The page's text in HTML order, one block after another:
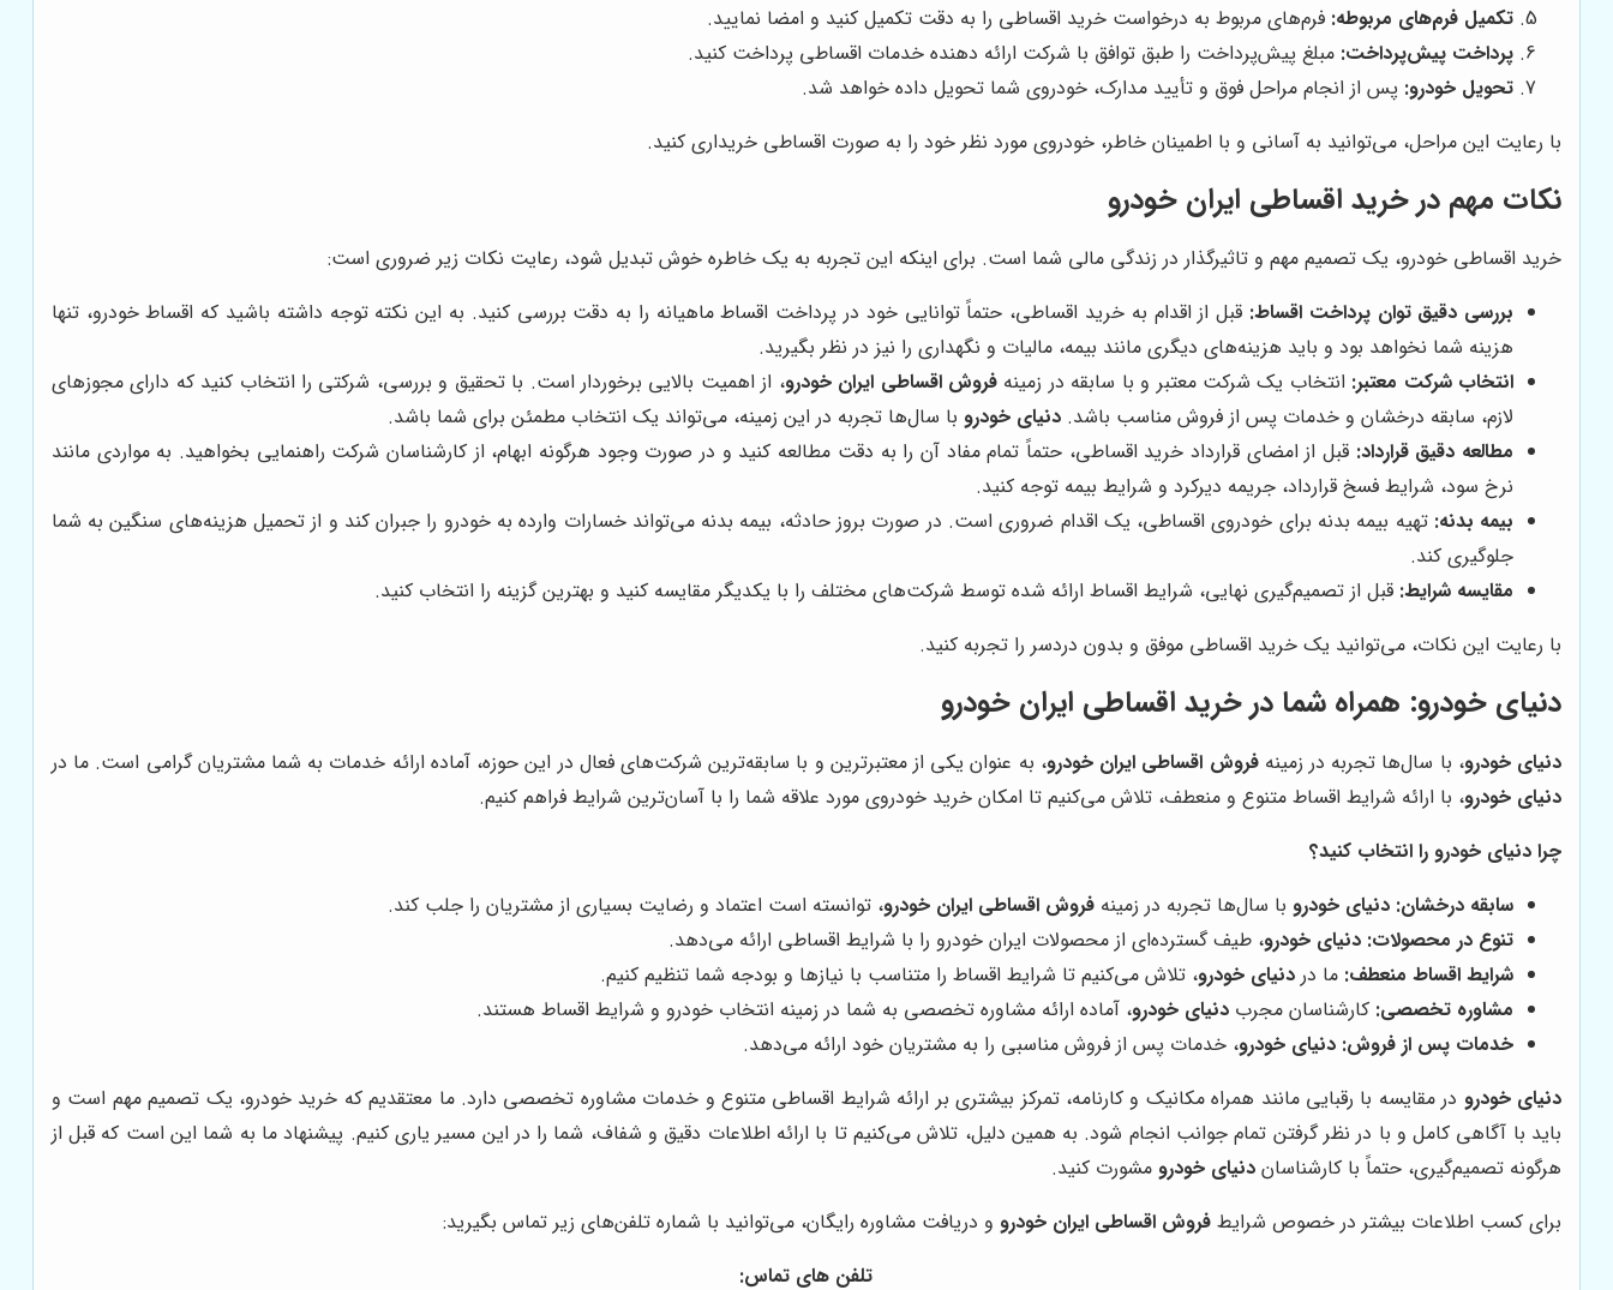
تکمیل فرم‌های مربوطه: فرم‌های مربوط به درخواست خرید اقساطی را به دقت تکمیل کنید و امضا نمایید.
پرداخت پیش‌پرداخت: مبلغ پیش‌پرداخت را طبق توافق با شرکت ارائه دهنده خدمات اقساطی پرداخت کنید.
تحویل خودرو: پس از انجام مراحل فوق و تأیید مدارک، خودروی شما تحویل داده خواهد شد.
با رعایت این مراحل، می‌توانید به آسانی و با اطمینان خاطر، خودروی مورد نظر خود را به صورت اقساطی خریداری کنید.
نکات مهم در خرید اقساطی ایران خودرو
خرید اقساطی خودرو، یک تصمیم مهم و تاثیرگذار در زندگی مالی شما است. برای اینکه این تجربه به یک خاطره خوش تبدیل شود، رعایت نکات زیر ضروری است:
بررسی دقیق توان پرداخت اقساط: قبل از اقدام به خرید اقساطی، حتماً توانایی خود در پرداخت اقساط ماهیانه را به دقت بررسی کنید. به این نکته توجه داشته باشید که اقساط خودرو، تنها
هزینه شما نخواهد بود و باید هزینه‌های دیگری مانند بیمه، مالیات و نگهداری را نیز در نظر بگیرید.
انتخاب شرکت معتبر: انتخاب یک شرکت معتبر و با سابقه در زمینه فروش اقساطی ایران خودرو، از اهمیت بالایی برخوردار است. با تحقیق و بررسی، شرکتی را انتخاب کنید که دارای مجوزهای
لازم، سابقه درخشان و خدمات پس از فروش مناسب باشد. دنیای خودروبا سال‌ها تجربه در این زمینه، می‌تواند یک انتخاب مطمئن برای شما باشد.
مطالعه دقیق قرارداد: قبل از امضای قرارداد خرید اقساطی، حتماً تمام مفاد آن را به دقت مطالعه کنید و در صورت وجود هرگونه ابهام، از کارشناسان شرکت راهنمایی بخواهید. به مواردی مانند
نرخ سود، شرایط فسخ قرارداد، جریمه دیرکرد و شرایط بیمه توجه کنید.
بیمه بدنه: تهیه بیمه بدنه برای خودروی اقساطی، یک اقدام ضروری است. در صورت بروز حادثه، بیمه بدنه می‌تواند خسارات وارده به خودرو را جبران کند و از تحمیل هزینه‌های سنگین به شما
جلوگیری کند.
مقایسه شرایط: قبل از تصمیم‌گیری نهایی، شرایط اقساط ارائه شده توسط شرکت‌های مختلف را با یکدیگر مقایسه کنید و بهترین گزینه را انتخاب کنید.
با رعایت این نکات، می‌توانید یک خرید اقساطی موفق و بدون دردسر را تجربه کنید.
دنیای خودرو: همراه شما در خرید اقساطی ایران خودرو
دنیای خودرو، با سال‌ها تجربه در زمینهفروش اقساطی ایران خودرو، به عنوان یکی از معتبرترین و با سابقه‌ترین شرکت‌های فعال در این حوزه، آماده ارائه خدمات به شما مشتریان گرامی است. ما در
دنیای خودرو، با ارائه شرایط اقساط متنوع و منعطف، تلاش می‌کنیم تا امکان خرید خودروی مورد علاقه شما را با آسان‌ترین شرایط فراهم کنیم.
چرا دنیای خودرو را انتخاب کنید؟
سابقه درخشان: دنیای خودروبا سال‌ها تجربه در زمینه فروش اقساطی ایران خودرو، توانسته است اعتماد و رضایت بسیاری از مشتریان را جلب کند.
تنوع در محصولات: دنیای خودرو، طیف گسترده‌ای از محصولات ایران خودرو را با شرایط اقساطی ارائه می‌دهد.
شرایط اقساط منعطف: ما در دنیای خودرو، تلاش می‌کنیم تا شرایط اقساط را متناسب با نیازها و بودجه شما تنظیم کنیم.
مشاوره تخصصی: کارشناسان مجرب دنیای خودرو، آماده ارائه مشاوره تخصصی به شما در زمینه انتخاب خودرو و شرایط اقساط هستند.
خدمات پس از فروش: دنیای خودرو، خدمات پس از فروش مناسبی را به مشتریان خود ارائه می‌دهد.
دنیای خودرو در مقایسه با رقبایی مانند همراه مکانیک و کارنامه، تمرکز بیشتری بر ارائه شرایط اقساطی متنوع و خدمات مشاوره تخصصی دارد. ما معتقدیم که خرید خودرو، یک تصمیم مهم است و
باید با آگاهی کامل و با در نظر گرفتن تمام جوانب انجام شود. به همین دلیل، تلاش می‌کنیم تا با ارائه اطلاعات دقیق و شفاف، شما را در این مسیر یاری کنیم. پیشنهاد ما به شما این است که قبل از
هرگونه تصمیم‌گیری، حتماً با کارشناسان دنیای خودرومشورت کنید.
برای کسب اطلاعات بیشتر در خصوص شرایط فروش اقساطی ایران خودروو دریافت مشاوره رایگان، می‌توانید با شماره تلفن‌های زیر تماس بگیرید:
تلفن های تماس: